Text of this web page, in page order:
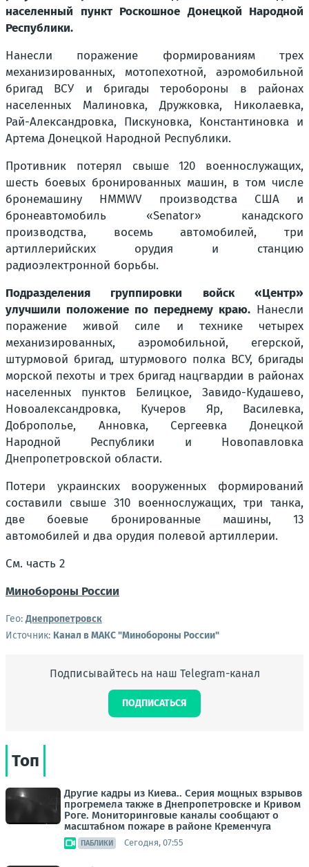
населенный пункт Роскошное Донецкой Народной
Республики.
Нанесли поражение формированиям трех
механизированных, мотопехотной, аэромобильной
бригад ВСУ и бригады теробороны в районах
населенных Малиновка, Дружковка, Николаевка,
Рай-Александровка, Пискуновка, Константиновка и
Артема Донецкой Народной Республики.
Противник потерял свыше 120 военнослужащих,
шесть боевых бронированных машин, в том числе
бронемашину HMMWV производства США и
бронеавтомобиль «Senator» канадского
производства, восемь автомобилей, три
артиллерийских орудия и станцию
радиоэлектронной борьбы.
Подразделения группировки войск «Центр»
улучшили положение по переднему краю. Нанесли
поражение живой силе и технике четырех
механизированных, аэромобильной, егерской,
штурмовой бригад, штурмового полка ВСУ, бригады
морской пехоты и трех бригад нацгвардии в районах
населенных пунктов Белицкое, Завидо-Кудашево,
Новоалександровка, Кучеров Яр, Василевка,
Доброполье, Анновка, Сергеевка Донецкой
Народной Республики и Новопавловка
Днепропетровской области.
Потери украинских вооруженных формирований
составили свыше 310 военнослужащих, три танка,
две боевые бронированные машины, 13
автомобилей и два орудия полевой артиллерии.
См. часть 2
Минобороны России
Гео:Днепропетровск
Источник: Канал в МАКС "Минобороны России"
Подписывайтесь на наш Telegram-канал
ПОДПИСАТЬСЯ
Топ
Другие кадры из Киева.. Серия мощных взрывов
прогремела также в Днепропетровске и Кривом
Роге. Мониторинговые каналы сообщают о
масштабном пожаре в районе Кременчуга
ПАБЛИКИ Сегодня, 07:55